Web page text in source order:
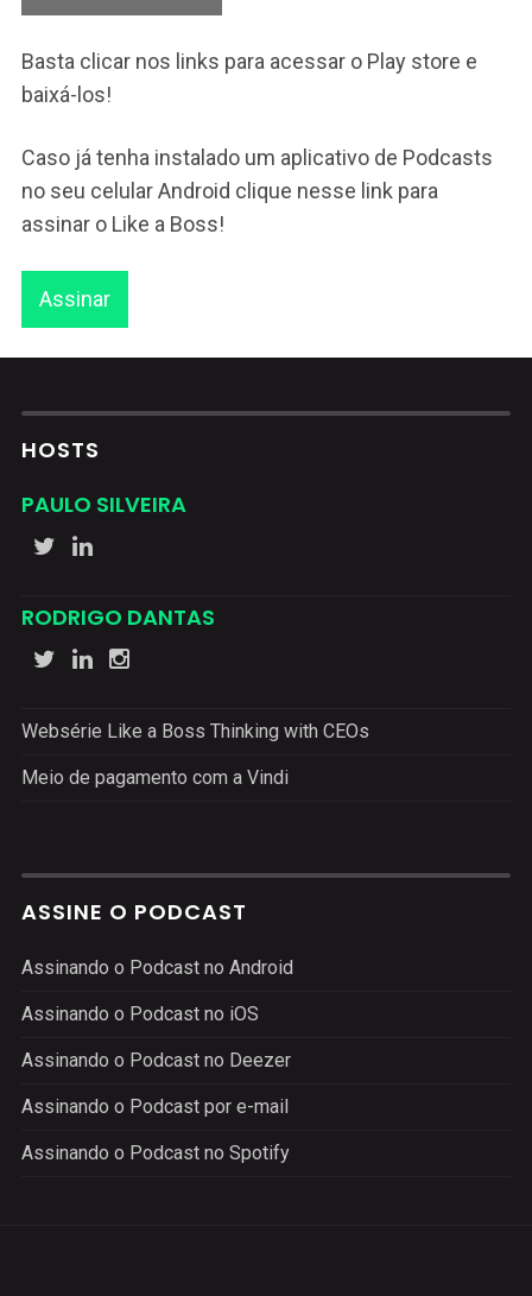
Basta clicar nos links para acessar o Play store e
baixá-los!
Caso já tenha instalado um aplicativo de Podcasts
no seu celular Android clique nesse link para
assinar o Like a Boss!
Assinar
HOSTS
PAULO SILVEIRA
RODRIGO DANTAS
Websérie Like a Boss Thinking with CEOs
Meio de pagamento com a Vindi
ASSINE O PODCAST
Assinando o Podcast no Android
Assinando o Podcast no iOS
Assinando o Podcast no Deezer
Assinando o Podcast por e-mail
Assinando o Podcast no Spotify